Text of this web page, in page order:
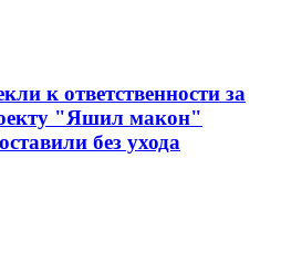
к ответственности за
"Яшил макон"
без ухода